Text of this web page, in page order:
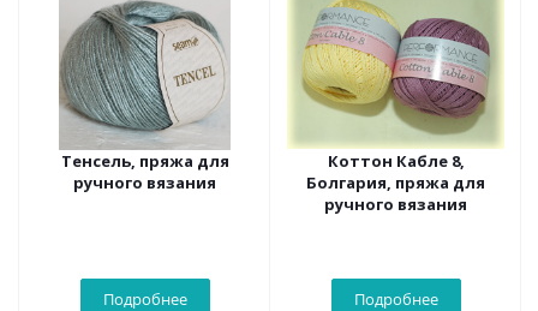
Тенсель, пряжа для
ручного вязания
Подробнее
Коттон Кабле 8,
Болгария, пряжа для
ручного вязания
Подробнее